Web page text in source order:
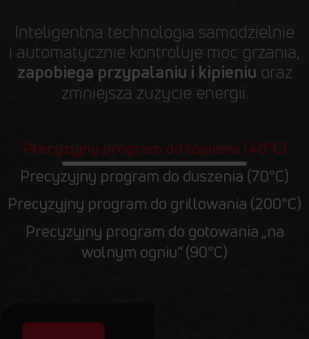
Inteligentna technologia samodzielnie
i automatycznie kontroluje moc grzania,
zapobiega przypalaniu i kipieniu oraz
zmniejsza zużycie energii.
Precyzyjny program do topienia (40°C)
Precyzyjny program do duszenia (70°C)
Precyzyjny program do grillowania (200°C)
Precyzyjny program do gotowania „na
wolnym ogniu” (90°C)